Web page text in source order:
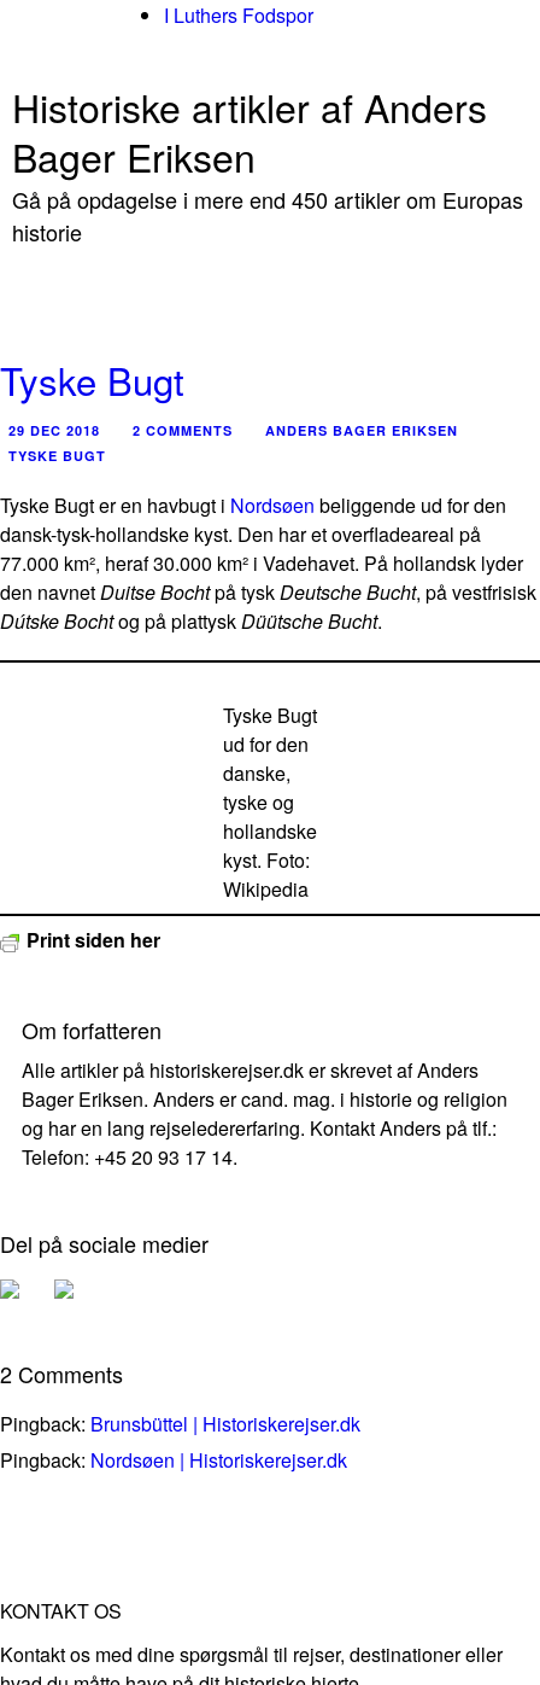
I Luthers Fodspor
Historiske artikler af Anders
Bager Eriksen
Gå på opdagelse i mere end 450 artikler om Europas
historie
Tyske Bugt
29 DEC 2018 2 COMMENTS
ANDERS BAGER ERIKSEN
TYSKE BUGT
Tyske Bugt er en havbugt i Nordsøen beliggende ud for den
dansk-tysk-hollandske kyst. Den har et overfladeareal på
77.000 km², heraf 30.000 km² i Vadehavet. På hollandsk lyder
den navnetDuitse Bochtpå tyskDeutsche Bucht, på vestfrisisk
Dútske Bochtog på plattyskDüütsche Bucht.
Tyske Bugt
ud for den
danske,
tyske og
hollandske
kyst. Foto:
Wikipedia
Print siden her
Om forfatteren
Alle artikler på historiskerejser.dk er skrevet af Anders
Bager Eriksen. Anders er cand. mag. i historie og religion
og har en lang rejseledererfaring. Kontakt Anders på tlf.:
Telefon: +45 20 93 17 14.
Del på sociale medier
2 Comments
Pingback: Brunsbüttel | Historiskerejser.dk
Pingback: Nordsøen | Historiskerejser.dk
KONTAKT OS
Kontakt os med dine spørgsmål til rejser, destinationer eller